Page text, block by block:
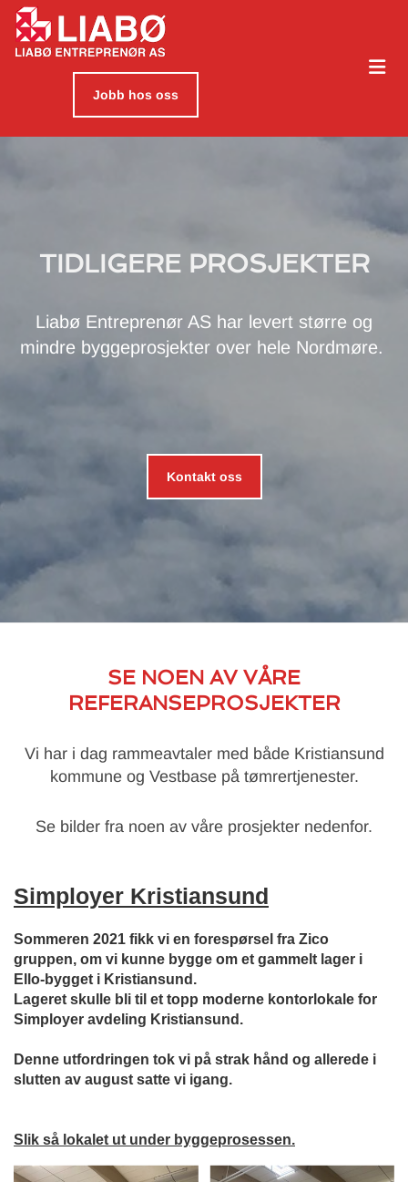
Jobb hos oss
TIDLIGERE PROSJEKTER
Liabø Entreprenør AS har levert større og
mindre byggeprosjekter over hele Nordmøre.
Kontakt oss
SE NOEN AV VÅRE
REFERANSEPROSJEKTER
Vi har i dag rammeavtaler med både Kristiansund
kommune og Vestbase på tømrertjenester.
Se bilder fra noen av våre prosjekter nedenfor.
Simployer Kristiansund
Sommeren 2021 fikk vi en forespørsel fra Zico
gruppen, om vi kunne bygge om et gammelt lager i
Ello-bygget i Kristiansund.
Lageret skulle bli til et topp moderne kontorlokale for
Simployer avdeling Kristiansund.
Denne utfordringen tok vi på strak hånd og allerede i
slutten av august satte vi igang.
Slik så lokalet ut under byggeprosessen.